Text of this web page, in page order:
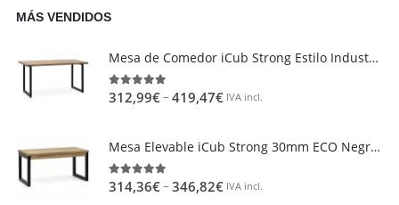
MÁS VENDIDOS
Mesa de Comedor iCub Strong Estilo Industrial Vintage metal en Negro
4.95out of 5
312,99€– 419,47€ IVA incl.
Mesa Elevable iCub Strong 30mm ECO Negra en madera maciza de pino acabado vintage estilo industrial Box Furniture
4.85 out of 5
314,36€– 346,82€ IVA incl.